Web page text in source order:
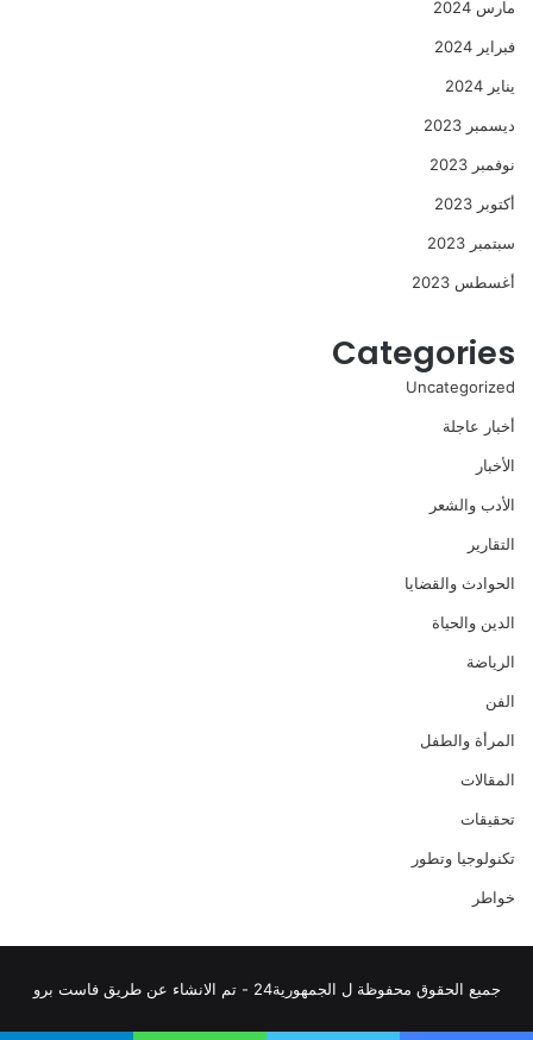
مارس 2024
فبراير 2024
يناير 2024
ديسمبر 2023
نوفمبر 2023
أكتوبر 2023
سبتمبر 2023
أغسطس 2023
Categories
Uncategorized
أخبار عاجلة
الأخبار
الأدب والشعر
التقارير
الحوادث والقضايا
الدين والحياة
الرياضة
الفن
المرأة والطفل
المقالات
تحقيقات
تكنولوجيا وتطور
خواطر
جميع الحقوق محفوظة ل الجمهورية24 - تم الانشاء عن طريق فاست برو